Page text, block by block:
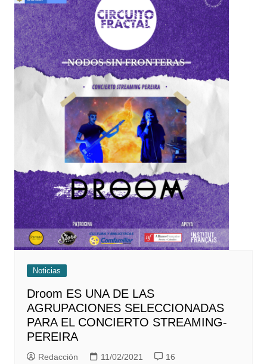
Noticias
Droom ES UNA DE LAS
AGRUPACIONES SELECCIONADAS
PARA EL CONCIERTO STREAMING-
PEREIRA
Redacción 11/02/2021 16